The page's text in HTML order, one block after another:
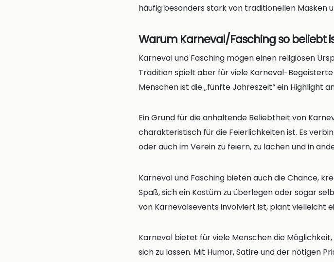
häufig besonders stark von traditionellen Masken
Warum Karneval/Fasching so beliebt
Karneval und Fasching mögen einen religiösen
Tradition spielt aber für viele Karneval-
Menschen ist die „fünfte Jahreszeit“ ein Highlight
Ein Grund für die anhaltende Beliebtheit von
charakteristisch für die Feierlichkeiten ist. Es
oder auch im Verein zu feiern, zu lachen und in
Karneval und Fasching bieten auch die Chance,
Spaß, sich ein Kostüm zu überlegen oder sogar
von Karnevalsevents involviert ist, plant vielleicht
Karneval bietet für viele Menschen die
sich zu lassen. Mit Humor, Satire und der nötigen